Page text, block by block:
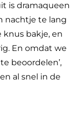
is dramaqueen
nachtje te lang
bakje, en
En omdat we
beoordelen’,
al snel in de